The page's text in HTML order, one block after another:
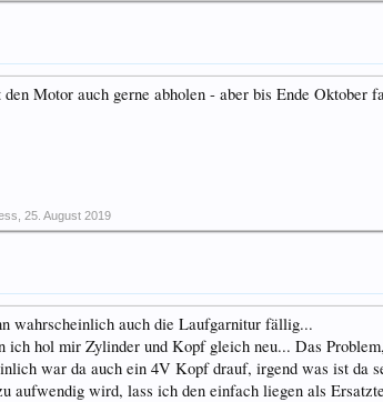
den Motor auch gerne abholen - aber bis Ende Oktober
25. August 2019
wahrscheinlich auch die Laufgarnitur fällig...
ich hol mir Zylinder und Kopf gleich neu... Das
war da auch ein 4V Kopf drauf, irgend was ist da
aufwendig wird, lass ich den einfach liegen als